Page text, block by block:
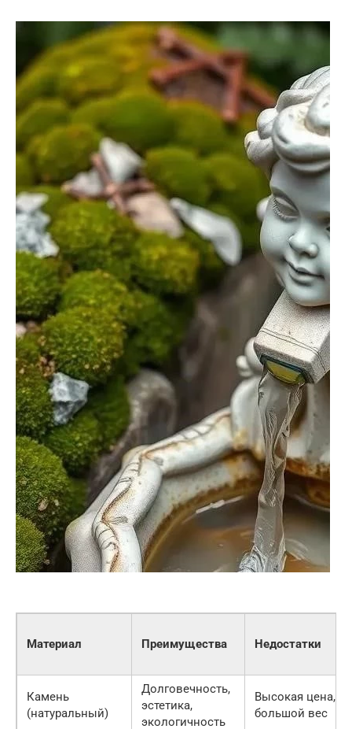
Материал Преимущества Недостатки
Камень
(натуральный)
Долговечность,
эстетика,
экологичность
Высокая цена,
большой вес